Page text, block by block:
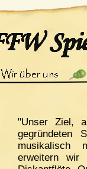
"Unser Ziel,
gegründeten
musikalisch
erweitern wir